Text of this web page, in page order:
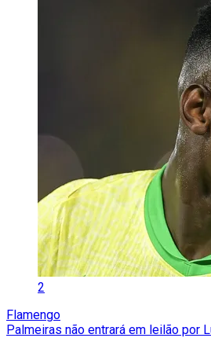
2
Flamengo
Palmeiras não entrará em leilão por